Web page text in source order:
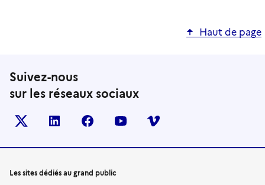
Haut de page
Suivez-nous
sur les réseaux sociaux
X (anciennement TWITTER)
LINKEDINFACEBOOKYOUTUBEVIMEO
Les sites dédiés au grand public